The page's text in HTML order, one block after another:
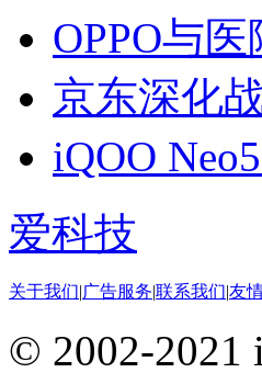
OPPO与
京东深化
iQOO
爱科技
关于我们|广告服务|联系我们|友
© 2002-2021